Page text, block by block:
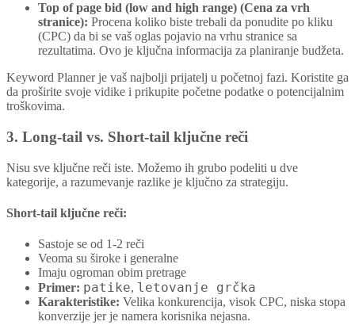
Top of page bid (low and high range) (Cena za vrh
stranice): Procena koliko biste trebali da ponudite po kliku
(CPC) da bi se vaš oglas pojavio na vrhu stranice sa
rezultatima. Ovo je ključna informacija za planiranje budžeta.
Keyword Planner je vaš najbolji prijatelj u početnoj fazi. Koristite ga
da proširite svoje vidike i prikupite početne podatke o potencijalnim
troškovima.
3. Long-tail vs. Short-tail ključne reči
Nisu sve ključne reči iste. Možemo ih grubo podeliti u dve
kategorije, a razumevanje razlike je ključno za strategiju.
Short-tail ključne reči:
Sastoje se od 1-2 reči
Veoma su široke i generalne
Imaju ogroman obim pretrage
Primer: patike, letovanje grčka
Karakteristike: Velika konkurencija, visok CPC, niska stopa
konverzije jer je namera korisnika nejasna.